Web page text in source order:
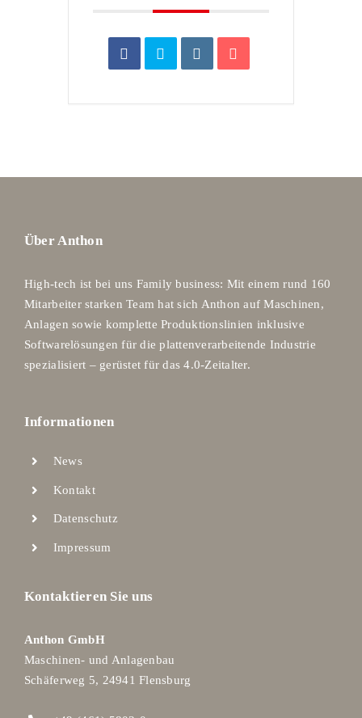
Über Anthon
High-tech ist bei uns Family business: Mit einem rund 160
Mitarbeiter starken Team hat sich Anthon auf Maschinen,
Anlagen sowie komplette Produktionslinien inklusive
Softwarelösungen für die plattenverarbeitende Industrie
spezialisiert – gerüstet für das 4.0-Zeitalter.
Informationen
News
Kontakt
Datenschutz
Impressum
Kontaktieren Sie uns
Anthon GmbH
Maschinen- und Anlagenbau
Schäferweg 5, 24941 Flensburg